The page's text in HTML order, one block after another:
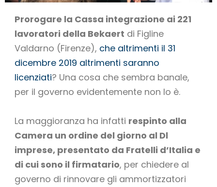
Prorogare la Cassa integrazione ai 221
lavoratori della Bekaert di Figline
Valdarno (Firenze), che altrimenti il 31
dicembre 2019 altrimenti saranno
licenziati? Una cosa che sembra banale,
per il governo evidentemente non lo è.
La maggioranza ha infatti respinto alla
Camera un ordine del giorno al Dl
imprese, presentato da Fratelli d’Italia e
di cui sono il firmatario, per chiedere al
governo di rinnovare gli ammortizzatori